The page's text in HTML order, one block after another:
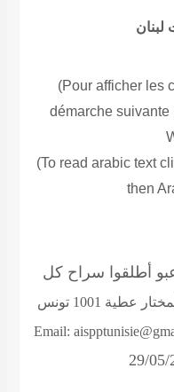
(Pour afficher les
démarche suivante
(To read arabic text
then
أطلقوا سراح كل
33 نهج المختار عطية 1001 تونس